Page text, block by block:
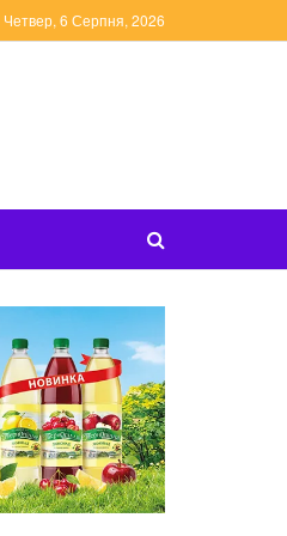
Четвер, 6 Серпня, 2026